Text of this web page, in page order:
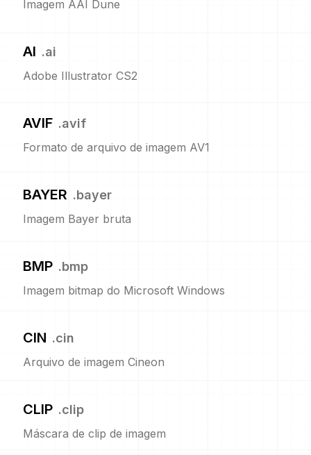
Imagem AAI Dune
AI .ai
Adobe Illustrator CS2
AVIF .avif
Formato de arquivo de imagem AV1
BAYER .bayer
Imagem Bayer bruta
BMP .bmp
Imagem bitmap do Microsoft Windows
CIN .cin
Arquivo de imagem Cineon
CLIP .clip
Máscara de clip de imagem